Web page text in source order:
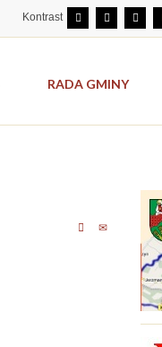
Kontrast
RADA GMINY